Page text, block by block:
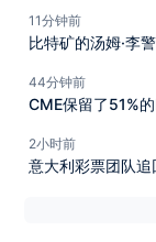
11分钟前
比特矿的汤姆·李
44分钟前
CME保留了51%
2小时前
意大利彩票团队